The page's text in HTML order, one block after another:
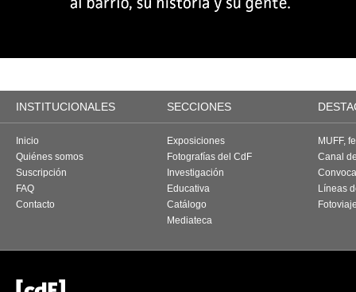
INSTITUCIONALES SECCIONES
Inicio
Quiénes somos
Suscripción
FAQ
Contacto
Exposiciones
Fotografías del CdF
Investigación
Educativa
Catálogo
Mediateca
MUFF,
Canal
Líneas